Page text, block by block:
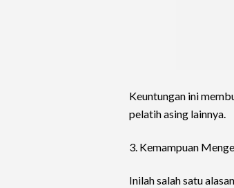
Keuntungan ini
pelatih asing lainnya.
3. Kemampuan
Inilah salah satu